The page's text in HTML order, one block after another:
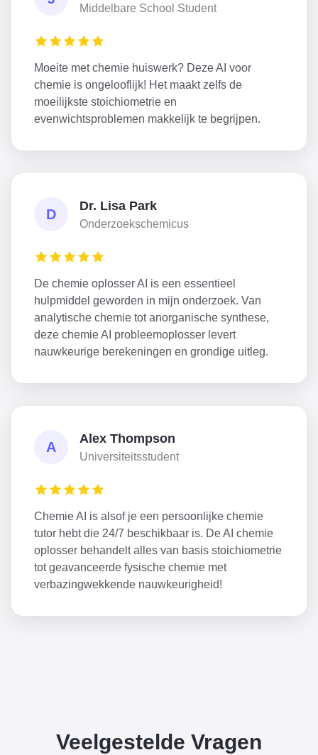
Middelbare School Student
Moeite met chemie huiswerk? Deze AI voor
chemie is ongelooflijk! Het maakt zelfs de
moeilijkste stoichiometrie en
evenwichtsproblemen makkelijk te begrijpen.
D
Dr. Lisa Park
Onderzoekschemicus
De chemie oplosser AI is een essentieel
hulpmiddel geworden in mijn onderzoek. Van
analytische chemie tot anorganische synthese,
deze chemie AI probleemoplosser levert
nauwkeurige berekeningen en grondige uitleg.
A
Alex Thompson
Universiteitsstudent
Chemie AI is alsof je een persoonlijke chemie
tutor hebt die 24/7 beschikbaar is. De AI chemie
oplosser behandelt alles van basis stoichiometrie
tot geavanceerde fysische chemie met
verbazingwekkende nauwkeurigheid!
Veelgestelde Vragen